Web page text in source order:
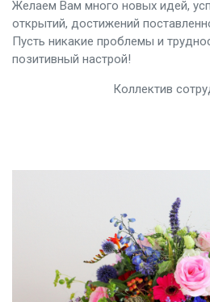
Желаем Вам много новых идей,
открытий, достижений
Пусть никакие проблемы и
позитивный настрой!
Коллектив